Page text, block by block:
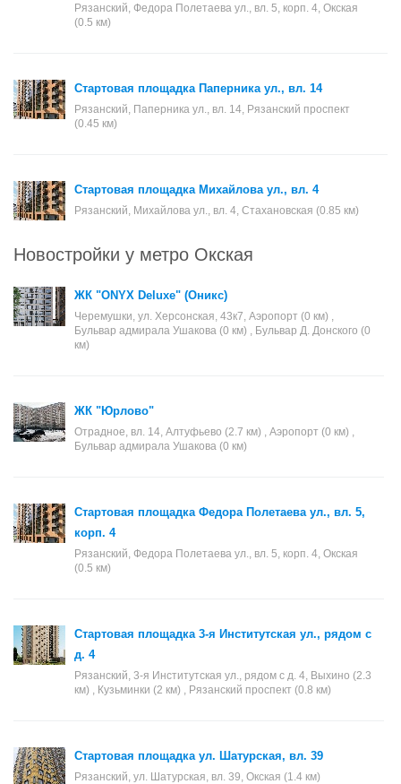
Рязанский, Федора Полетаева ул., вл. 5, корп. 4, Окская
(0.5 км)
Стартовая площадка Паперника ул., вл. 14
Рязанский, Паперника ул., вл. 14, Рязанский проспект
(0.45 км)
Стартовая площадка Михайлова ул., вл. 4
Рязанский, Михайлова ул., вл. 4, Стахановская (0.85 км)
Новостройки у метро Окская
ЖК "ONYX Deluxe" (Оникс)
Черемушки, ул. Херсонская, 43к7, Аэропорт (0 км) ,
Бульвар адмирала Ушакова (0 км) , Бульвар Д. Донского (0
км)
ЖК "Юрлово"
Отрадное, вл. 14, Алтуфьево (2.7 км) , Аэропорт (0 км) ,
Бульвар адмирала Ушакова (0 км)
Стартовая площадка Федора Полетаева ул., вл. 5,
корп. 4
Рязанский, Федора Полетаева ул., вл. 5, корп. 4, Окская
(0.5 км)
Стартовая площадка 3-я Институтская ул., рядом с
д. 4
Рязанский, 3-я Институтская ул., рядом с д. 4, Выхино (2.3
км) , Кузьминки (2 км) , Рязанский проспект (0.8 км)
Стартовая площадка ул. Шатурская, вл. 39
Рязанский, ул. Шатурская, вл. 39, Окская (1.4 км)